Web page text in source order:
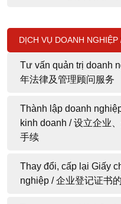
DỊCH VỤ DOANH NGHIỆP
Tư vấn quản trị doanh
年法律及管理顾问服务
Thành lập doanh
kinh doanh / 设立企业
手续
Thay đổi, cấp lại Giấy
nghiệp / 企业登记证书